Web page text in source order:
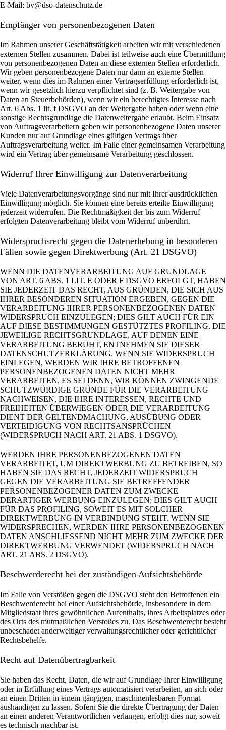
E-Mail: bv@dso-datenschutz.de
Empfänger von personenbezogenen Daten
Im Rahmen unserer Geschäftstätigkeit arbeiten wir mit verschiedenen
externen Stellen zusammen. Dabei ist teilweise auch eine Übermittlung
von personenbezogenen Daten an diese externen Stellen erforderlich.
Wir geben personenbezogene Daten nur dann an externe Stellen
weiter, wenn dies im Rahmen einer Vertragserfüllung erforderlich ist,
wenn wir gesetzlich hierzu verpflichtet sind (z. B. Weitergabe von
Daten an Steuerbehörden), wenn wir ein berechtigtes Interesse nach
Art. 6 Abs. 1 lit. f DSGVO an der Weitergabe haben oder wenn eine
sonstige Rechtsgrundlage die Datenweitergabe erlaubt. Beim Einsatz
von Auftragsverarbeitern geben wir personenbezogene Daten unserer
Kunden nur auf Grundlage eines gültigen Vertrags über
Auftragsverarbeitung weiter. Im Falle einer gemeinsamen Verarbeitung
wird ein Vertrag über gemeinsame Verarbeitung geschlossen.
Widerruf Ihrer Einwilligung zur Datenverarbeitung
Viele Datenverarbeitungsvorgänge sind nur mit Ihrer ausdrücklichen
Einwilligung möglich. Sie können eine bereits erteilte Einwilligung
jederzeit widerrufen. Die Rechtmäßigkeit der bis zum Widerruf
erfolgten Datenverarbeitung bleibt vom Widerruf unberührt.
Widerspruchsrecht gegen die Datenerhebung in besonderen
Fällen sowie gegen Direktwerbung (Art. 21 DSGVO)
WENN DIE DATENVERARBEITUNG AUF GRUNDLAGE
VON ART. 6 ABS. 1 LIT. E ODER F DSGVO ERFOLGT, HABEN
SIE JEDERZEIT DAS RECHT, AUS GRÜNDEN, DIE SICH AUS
IHRER BESONDEREN SITUATION ERGEBEN, GEGEN DIE
VERARBEITUNG IHRER PERSONENBEZOGENEN DATEN
WIDERSPRUCH EINZULEGEN; DIES GILT AUCH FÜR EIN
AUF DIESE BESTIMMUNGEN GESTÜTZTES PROFILING. DIE
JEWEILIGE RECHTSGRUNDLAGE, AUF DENEN EINE
VERARBEITUNG BERUHT, ENTNEHMEN SIE DIESER
DATENSCHUTZERKLÄRUNG. WENN SIE WIDERSPRUCH
EINLEGEN, WERDEN WIR IHRE BETROFFENEN
PERSONENBEZOGENEN DATEN NICHT MEHR
VERARBEITEN, ES SEI DENN, WIR KÖNNEN ZWINGENDE
SCHUTZWÜRDIGE GRÜNDE FÜR DIE VERARBEITUNG
NACHWEISEN, DIE IHRE INTERESSEN, RECHTE UND
FREIHEITEN ÜBERWIEGEN ODER DIE VERARBEITUNG
DIENT DER GELTENDMACHUNG, AUSÜBUNG ODER
VERTEIDIGUNG VON RECHTSANSPRÜCHEN
(WIDERSPRUCH NACH ART. 21 ABS. 1 DSGVO).
WERDEN IHRE PERSONENBEZOGENEN DATEN
VERARBEITET, UM DIREKTWERBUNG ZU BETREIBEN, SO
HABEN SIE DAS RECHT, JEDERZEIT WIDERSPRUCH
GEGEN DIE VERARBEITUNG SIE BETREFFENDER
PERSONENBEZOGENER DATEN ZUM ZWECKE
DERARTIGER WERBUNG EINZULEGEN; DIES GILT AUCH
FÜR DAS PROFILING, SOWEIT ES MIT SOLCHER
DIREKTWERBUNG IN VERBINDUNG STEHT. WENN SIE
WIDERSPRECHEN, WERDEN IHRE PERSONENBEZOGENEN
DATEN ANSCHLIESSEND NICHT MEHR ZUM ZWECKE DER
DIREKTWERBUNG VERWENDET (WIDERSPRUCH NACH
ART. 21 ABS. 2 DSGVO).
Beschwerde­recht bei der zuständigen Aufsichts­behörde
Im Falle von Verstößen gegen die DSGVO steht den Betroffenen ein
Beschwerderecht bei einer Aufsichtsbehörde, insbesondere in dem
Mitgliedstaat ihres gewöhnlichen Aufenthalts, ihres Arbeitsplatzes oder
des Orts des mutmaßlichen Verstoßes zu. Das Beschwerderecht besteht
unbeschadet anderweitiger verwaltungsrechtlicher oder gerichtlicher
Rechtsbehelfe.
Recht auf Daten­übertrag­barkeit
Sie haben das Recht, Daten, die wir auf Grundlage Ihrer Einwilligung
oder in Erfüllung eines Vertrags automatisiert verarbeiten, an sich oder
an einen Dritten in einem gängigen, maschinenlesbaren Format
aushändigen zu lassen. Sofern Sie die direkte Übertragung der Daten
an einen anderen Verantwortlichen verlangen, erfolgt dies nur, soweit
es technisch machbar ist.